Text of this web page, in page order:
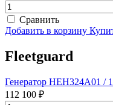
Сравнить
Добавить в корзину
Fleetguard
Генератор HEH324A01 /
112 100 ₽